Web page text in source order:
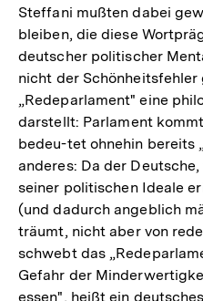
Steffani mußten dabei
bleiben, die diese
deutscher politischer
nicht der Schönheitsfehler
„Redeparlament" eine
darstellt: Parlament
bedeu-tet ohnehin bereits
anderes: Da der
seiner politischen Ideale
(und dadurch angeblich
träumt, nicht aber von
schwebt das
Gefahr der
essen", heißt ein